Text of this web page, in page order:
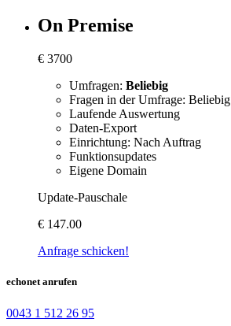
On Premise
€ 3700
Umfragen: Beliebig
Fragen in der Umfrage: Beliebig
Laufende Auswertung
Daten-Export
Einrichtung: Nach Auftrag
Funktionsupdates
Eigene Domain
Update-Pauschale
€ 147.00
Anfrage schicken!
echonet anrufen
0043 1 512 26 95